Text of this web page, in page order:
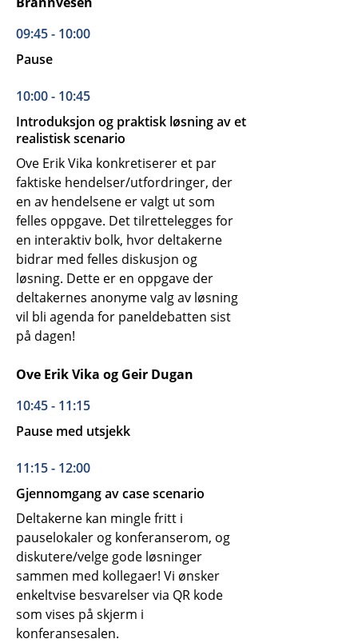
09:45 - 10:00
Pause
10:00 - 10:45
Introduksjon og praktisk løsning av et
realistisk scenario
Ove Erik Vika konkretiserer et par
faktiske hendelser/utfordringer, der
en av hendelsene er valgt ut som
felles oppgave. Det tilrettelegges for
en interaktiv bolk, hvor deltakerne
bidrar med felles diskusjon og
løsning. Dette er en oppgave der
deltakernes anonyme valg av løsning
vil bli agenda for paneldebatten sist
på dagen!
Ove Erik Vika og Geir Dugan
10:45 - 11:15
Pause med utsjekk
11:15 - 12:00
Gjennomgang av case scenario
Deltakerne kan mingle fritt i
pauselokaler og konferanserom, og
diskutere/velge gode løsninger
sammen med kollegaer! Vi ønsker
enkeltvise besvarelser via QR kode
som vises på skjerm i
konferansesalen.